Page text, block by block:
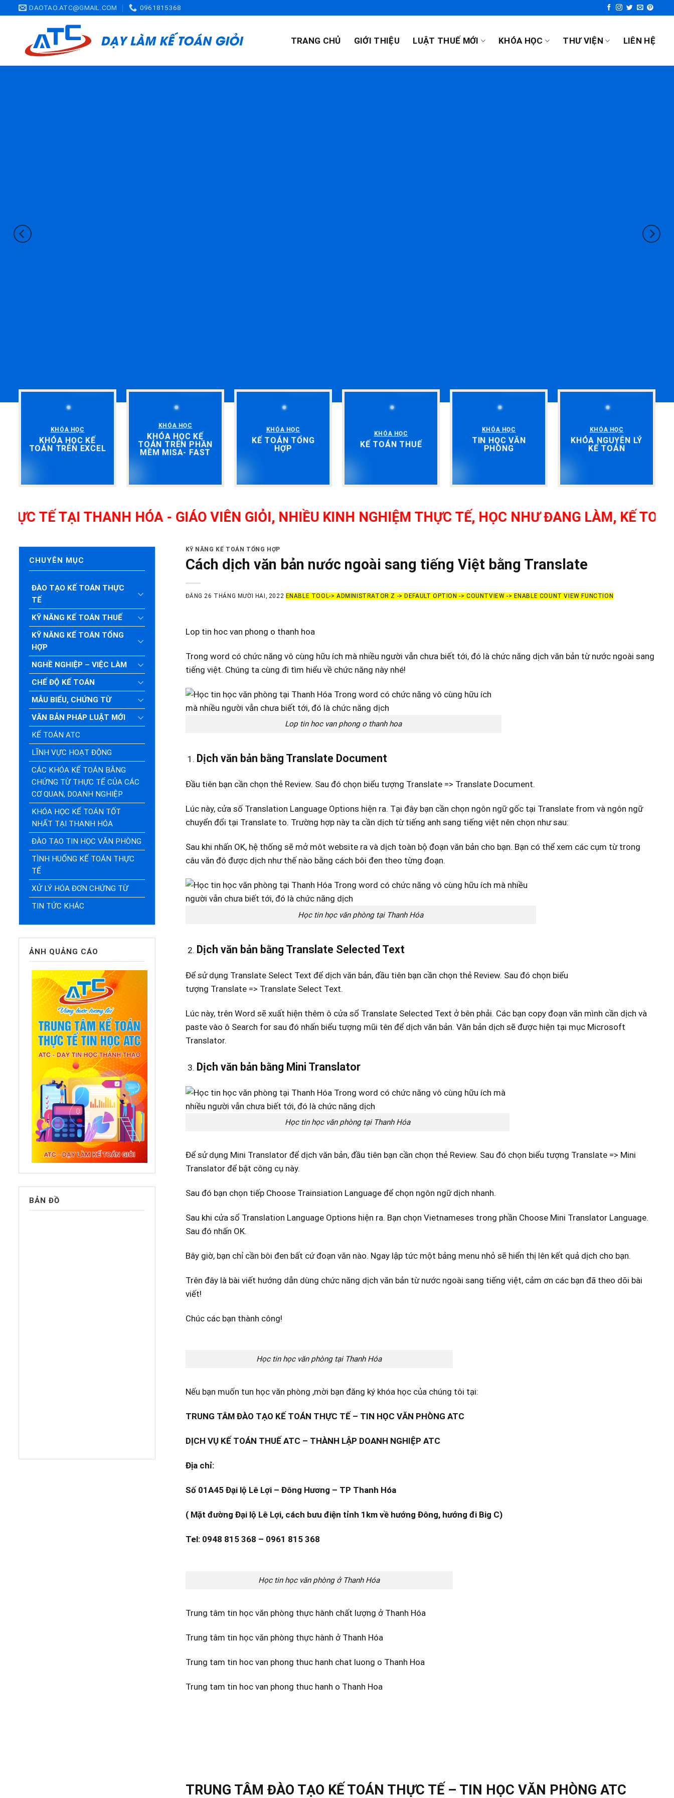
DAOTAO.ATC@GMAIL.COM 0961815368
TRANG CHỦ GIỚI THIỆU LUẬT THUẾ MỚI KHÓA HỌC THƯ VIỆN LIÊN HỆ
KHÓA HỌC
KHÓA HỌC KẾ
TOÁN TRÊN EXCEL
KHÓA HỌC
KHÓA HỌC KẾ
TOÁN TRÊN PHẦN
MỀM MISA- FAST
KHÓA HỌC
KẾ TOÁN TỔNG
HỢP
KHÓA HỌC
KẾ TOÁN THUẾ
KHÓA HỌC
TIN HỌC VĂN
PHÒNG
KHÓA HỌC
KHÓA NGUYÊN LÝ
KẾ TOÁN
TẠI THANH HÓA - GIÁO VIÊN GIỎI, NHIỀU KINH NGHIỆM THỰC TẾ, HỌC NHƯ ĐANG LÀM, KẾ TOÁN
CHUYÊN MỤC
ĐÀO TẠO KẾ TOÁN THỰC
TẾ
KỸ NĂNG KẾ TOÁN THUẾ
KỸ NĂNG KẾ TOÁN TỔNG
HỢP
NGHỀ NGHIỆP – VIỆC LÀM
CHẾ ĐỘ KẾ TOÁN
MẪU BIỂU, CHỨNG TỪ
VĂN BẢN PHÁP LUẬT MỚI
KẾ TOÁN ATC
LĨNH VỰC HOẠT ĐỘNG
CÁC KHÓA KẾ TOÁN BẰNG
CHỨNG TỪ THỰC TẾ CỦA CÁC
CƠ QUAN, DOANH NGHIỆP
KHÓA HỌC KẾ TOÁN TỐT
NHẤT TẠI THANH HÓA
ĐÀO TẠO TIN HỌC VĂN PHÒNG
TÌNH HUỐNG KẾ TOÁN THỰC
TẾ
XỬ LÝ HÓA ĐƠN CHỨNG TỪ
TIN TỨC KHÁC
ẢNH QUẢNG CÁO
BẢN ĐỒ
KỸ NĂNG KẾ TOÁN TỔNG HỢP
Cách dịch văn bản nước ngoài sang tiếng Việt bằng Translate
ĐĂNG26 THÁNG MƯỜI HAI, 2022 ENABLE TOOL-> ADMINISTRATOR Z -> DEFAULT OPTION -> COUNTVIEW -> ENABLE COUNT VIEW FUNCTION
Lop tin hoc van phong o thanh hoa
Trong word có chức năng vô cùng hữu ích mà nhiều người vẫn chưa biết tới, đó là chức năng dịch văn bản từ nước ngoài sang
tiếng việt. Chúng ta cùng đi tìm hiểu về chức năng này nhé!
Lop tin hoc van phong o thanh hoa
Dịch văn bản bằng Translate Document
Đầu tiên bạn cần chọn thẻ Review. Sau đó chọn biểu tượng Translate => Translate Document.
Lúc này, cửa số Translation Language Options hiện ra. Tại đây bạn cần chọn ngôn ngữ gốc tại Translate from và ngôn ngữ
chuyển đổi tại Translate to. Trường hợp này ta cần dịch từ tiếng anh sang tiếng việt nên chọn như sau:
Sau khi nhấn OK, hệ thống sẽ mở môt website ra và dịch toàn bộ đoạn văn bản cho bạn. Bạn có thể xem các cụm từ trong
câu văn đó được dịch như thế nào bằng cách bôi đen theo từng đoạn.
Học tin học văn phòng tại Thanh Hóa
Dịch văn bản bằng Translate Selected Text
Để sử dụng Translate Select Text để dịch văn bản, đầu tiên bạn cần chọn thẻ Review. Sau đó chọn biểu
tượng Translate => Translate Select Text.
Lúc này, trên Word sẽ xuất hiện thêm ô cửa sổ Translate Selected Text ở bên phải. Các bạn copy đoạn văn mình cần dịch và
paste vào ô Search for sau đó nhấn biểu tượng mũi tên để dịch văn bản. Văn bản dịch sẽ được hiện tại mục Microsoft
Translator.
Dịch văn bản bằng Mini Translator
Học tin học văn phòng tại Thanh Hóa
Để sử dụng Mini Translator để dịch văn bản, đầu tiên bạn cần chọn thẻ Review. Sau đó chọn biểu tượng Translate => Mini
Translator để bật công cụ này.
Sau đó bạn chọn tiếp Choose Trainsiation Language để chọn ngôn ngữ dịch nhanh.
Sau khi cửa sổ Translation Language Options hiện ra. Bạn chọn Vietnameses trong phần Choose Mini Translator Language.
Sau đó nhấn OK.
Bây giờ, bạn chỉ cần bôi đen bất cứ đoạn văn nào. Ngay lập tức một bảng menu nhỏ sẽ hiển thị lên kết quả dịch cho bạn.
Trên đây là bài viết hướng dẫn dùng chức năng dịch văn bản từ nước ngoài sang tiếng việt, cảm ơn các bạn đã theo dõi bài
viết!
Chúc các bạn thành công!
Học tin học văn phòng tại Thanh Hóa
Nếu bạn muốn tun học văn phòng ,mời bạn đăng ký khóa học của chúng tôi tại:
TRUNG TÂM ĐÀO TẠO KẾ TOÁN THỰC TẾ – TIN HỌC VĂN PHÒNG ATC
DỊCH VỤ KẾ TOÁN THUẾ ATC – THÀNH LẬP DOANH NGHIỆP ATC
Địa chỉ:
Số 01A45 Đại lộ Lê Lợi – Đông Hương – TP Thanh Hóa
( Mặt đường Đại lộ Lê Lợi, cách bưu điện tỉnh 1km về hướng Đông, hướng đi Big C)
Tel: 0948 815 368 – 0961 815 368
Học tin học văn phòng ở Thanh Hóa
Trung tâm tin học văn phòng thực hành chất lượng ở Thanh Hóa
Trung tâm tin học văn phòng thực hành ở Thanh Hóa
Trung tam tin hoc van phong thuc hanh chat luong o Thanh Hoa
Trung tam tin hoc van phong thuc hanh o Thanh Hoa
TRUNG TÂM ĐÀO TẠO KẾ TOÁN THỰC TẾ – TIN HỌC VĂN PHÒNG ATC